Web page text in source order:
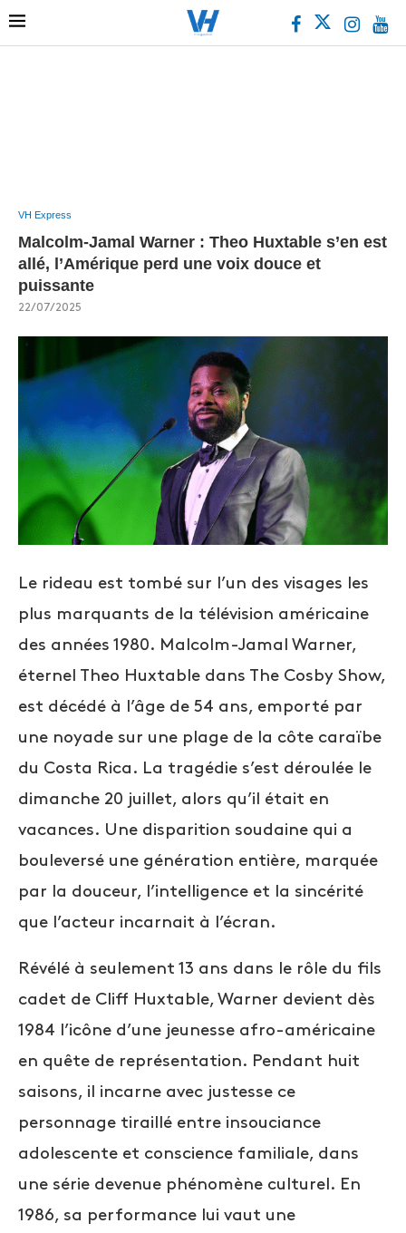
VH Express
Malcolm-Jamal Warner : Theo Huxtable s’en est
allé, l’Amérique perd une voix douce et
puissante
22/07/2025
Le rideau est tombé sur l’un des visages les
plus marquants de la télévision américaine
des années 1980. Malcolm-Jamal Warner,
éternel Theo Huxtable dans The Cosby Show,
est décédé à l’âge de 54 ans, emporté par
une noyade sur une plage de la côte caraïbe
du Costa Rica. La tragédie s’est déroulée le
dimanche 20 juillet, alors qu’il était en
vacances. Une disparition soudaine qui a
bouleversé une génération entière, marquée
par la douceur, l’intelligence et la sincérité
que l’acteur incarnait à l’écran.
Révélé à seulement 13 ans dans le rôle du fils
cadet de Cliff Huxtable, Warner devient dès
1984 l’icône d’une jeunesse afro-américaine
en quête de représentation. Pendant huit
saisons, il incarne avec justesse ce
personnage tiraillé entre insouciance
adolescente et conscience familiale, dans
une série devenue phénomène culturel. En
1986, sa performance lui vaut une